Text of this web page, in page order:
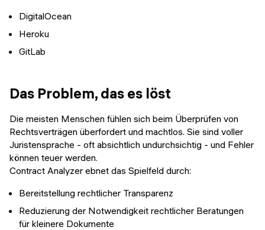
DigitalOcean
Heroku
GitLab
Das Problem, das es löst
Die meisten Menschen fühlen sich beim Überprüfen von
Rechtsverträgen überfordert und machtlos. Sie sind voller
Juristensprache - oft absichtlich undurchsichtig - und Fehler
können teuer werden.
Contract Analyzer ebnet das Spielfeld durch:
Bereitstellung rechtlicher Transparenz
Reduzierung der Notwendigkeit rechtlicher Beratungen
für kleinere Dokumente